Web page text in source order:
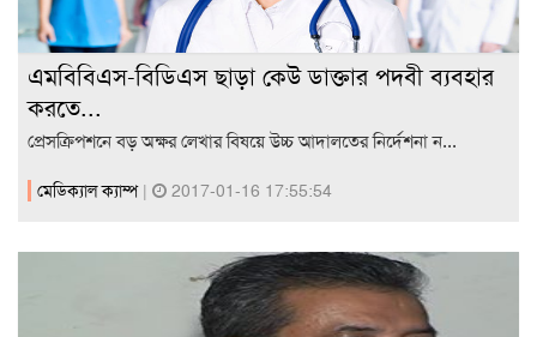
এমবিবিএস-বিডিএস ছাড়া কেউ ডাক্তার পদবী ব্যবহার
করতে...
প্রেসক্রিপশনে বড় অক্ষর লেখার বিষয়ে উচ্চ আদালতের নির্দেশনা ন...
মেডিক্যাল ক্যাম্প | 2017-01-16 17:55:54